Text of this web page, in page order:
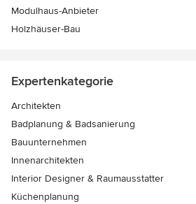
Modulhaus-Anbieter
Holzhäuser-Bau
Expertenkategorie
Architekten
Badplanung & Badsanierung
Bauunternehmen
Innenarchitekten
Interior Designer & Raumausstatter
Küchenplanung